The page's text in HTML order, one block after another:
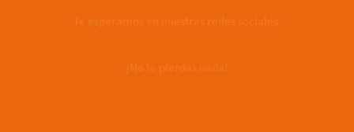
Te esperamos en nuestras redes sociales.
¡No te pierdas nada!